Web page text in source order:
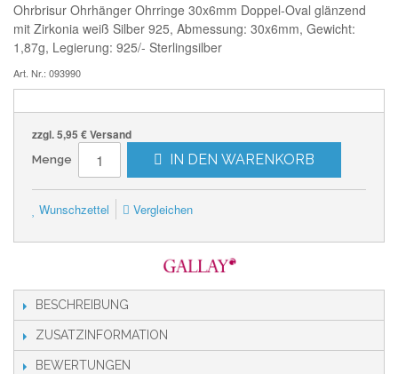
Ohrbrisur Ohrhänger Ohrringe 30x6mm Doppel-Oval glänzend
mit Zirkonia weiß Silber 925, Abmessung: 30x6mm, Gewicht:
1,87g, Legierung: 925/- Sterlingsilber
Art. Nr.: 093990
zzgl. 5,95 € Versand
Menge IN DEN WARENKORB
Wunschzettel Vergleichen
BESCHREIBUNG
ZUSATZINFORMATION
BEWERTUNGEN